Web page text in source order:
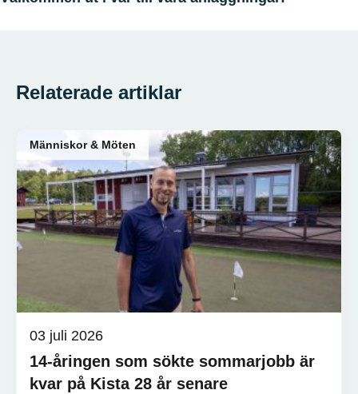
Relaterade artiklar
Människor & Möten
03 juli 2026
14-åringen som sökte sommarjobb är
kvar på Kista 28 år senare